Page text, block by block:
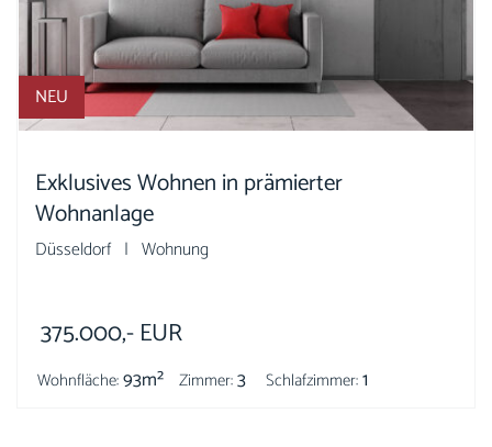
NEU
Exklusives Wohnen in prämierter
Wohnanlage
Düsseldorf | Wohnung
375.000,-EUR
Wohnfläche:93m² Zimmer:3 Schlafzimmer:1